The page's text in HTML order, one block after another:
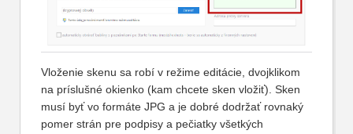
Vloženie skenu sa robí v režime editácie, dvojklikom
na príslušné okienko (kam chcete sken vložiť). Sken
musí byť vo formáte JPG a je dobré dodržať rovnaký
pomer strán pre podpisy a pečiatky všetkých